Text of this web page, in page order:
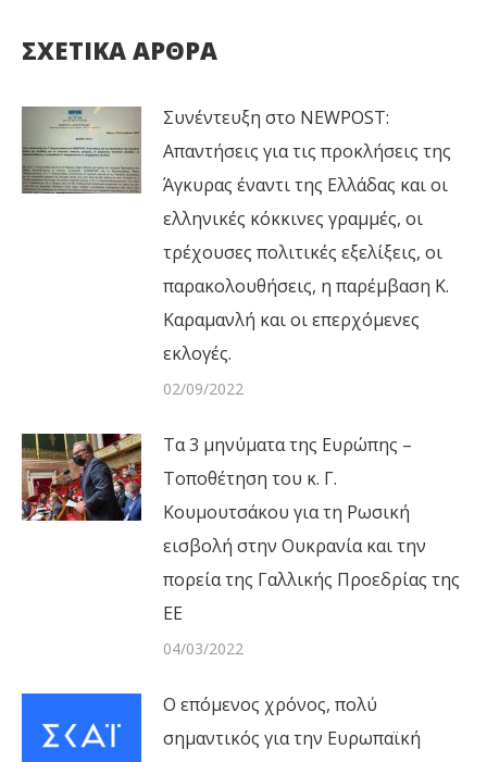
ΣΧΕΤΙΚΑ ΑΡΘΡΑ
Συνέντευξη στο NEWPOST:
Απαντήσεις για τις προκλήσεις της
Άγκυρας έναντι της Ελλάδας και οι
ελληνικές κόκκινες γραμμές, οι
τρέχουσες πολιτικές εξελίξεις, οι
παρακολουθήσεις, η παρέμβαση Κ.
Καραμανλή και οι επερχόμενες
εκλογές.
02/09/2022
Τα 3 μηνύματα της Ευρώπης –
Τοποθέτηση του κ. Γ.
Κουμουτσάκου για τη Ρωσική
εισβολή στην Ουκρανία και την
πορεία της Γαλλικής Προεδρίας της
ΕΕ
04/03/2022
Ο επόμενος χρόνος, πολύ
σημαντικός για την Ευρωπαϊκή